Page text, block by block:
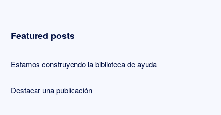
Featured posts
Estamos construyendo la biblioteca de ayuda
Destacar una publicación